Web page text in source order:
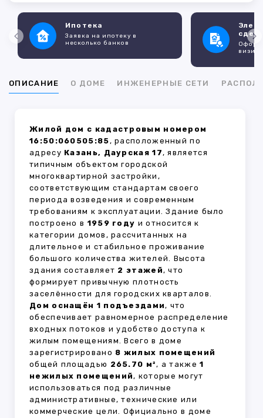
Ипотека
Заявка на ипотеку в
несколько банков
ОПИСАНИЕ О ДОМЕ ИНЖЕНЕРНЫЕ СЕТИ
Жилой дом с кадастровым номером
16:50:060505:85, расположенный по
адресу Казань, Даурская 17, является
типичным объектом городской
многоквартирной застройки,
соответствующим стандартам своего
периода возведения и современным
требованиям к эксплуатации. Здание было
построено в 1959 году и относится к
категории домов, рассчитанных на
длительное и стабильное проживание
большого количества жителей. Высота
здания составляет 2 этажей, что
формирует привычную плотность
заселённости для городских кварталов.
Дом оснащён 1 подъездами, что
обеспечивает равномерное распределение
входных потоков и удобство доступа к
жилым помещениям. Всего в доме
зарегистрировано 8 жилых помещений
общей площадью 265.70 м², а также1
нежилых помещений, которые могут
использоваться под различные
административные, технические или
коммерческие цели. Официально в доме